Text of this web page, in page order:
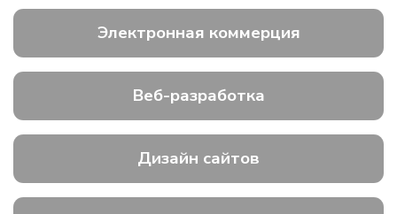
Электронная коммерция
Веб-разработка
Дизайн сайтов